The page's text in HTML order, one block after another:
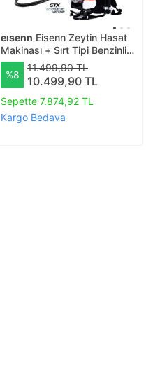
eısenn Eisenn Zeytin Hasat
Makinası + Sırt Tipi Benzinli
Motorlu Tırpan 9 Parça Özel
Set
%8
11.499,90 TL
10.499,90 TL
Sepette 7.874,92 TL
Kargo Bedava